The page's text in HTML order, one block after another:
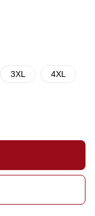
3XL 4XL